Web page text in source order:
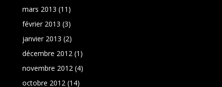
mars 2013 (11)
février 2013 (3)
janvier 2013 (2)
décembre 2012(1)
novembre 2012(4)
octobre 2012(14)